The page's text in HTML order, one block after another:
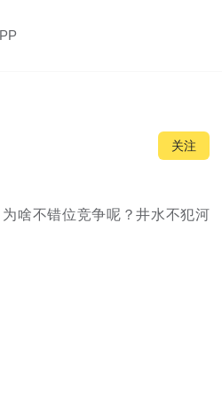
关注
啥不错位竞争呢？井水不犯河